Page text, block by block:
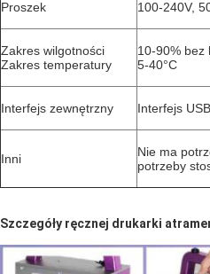
Proszek 100-240V,
Zakres wilgotności
Zakres temperatury
10-90% bez
5-40°C
Interfejs zewnętrzny Interfejs
Inni
Nie ma
potrzeby
Szczegóły ręcznej drukarki